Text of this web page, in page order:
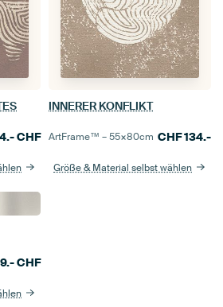
CHF
INNERER KONFLIKT
ArtFrame™ –55×80cm CHF134.-
Größe & Material selbst wählen
CHF